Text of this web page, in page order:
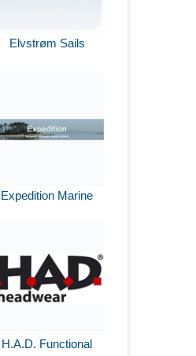
Elvstrøm Sails
Expedition Marine
H.A.D. Functional